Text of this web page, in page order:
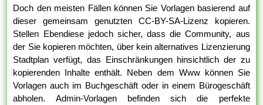
Doch den meisten Fällen können Sie Vorlagen basierend auf
dieser gemeinsam genutzten CC-BY-SA-Lizenz kopieren.
Stellen Ebendiese jedoch sicher, dass die Community, aus
der Sie kopieren möchten, über kein alternatives Lizenzierung
Stadtplan verfügt, das Einschränkungen hinsichtlich der zu
kopierenden Inhalte enthält. Neben dem Www können Sie
Vorlagen auch im Buchgeschäft oder in einem Bürogeschäft
abholen. Admin-Vorlagen befinden sich die perfekte